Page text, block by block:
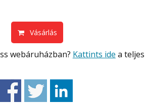
Vásárlás
webáruházban? Kattints ide a